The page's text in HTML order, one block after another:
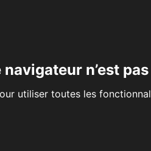
n’est
utiliser toutes les